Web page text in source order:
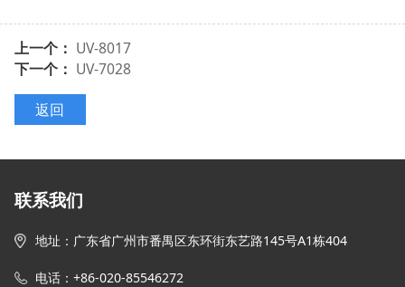
上一个： UV-8017
下一个： UV-7028
返回
联系我们
地址 ： 广东省广州市番禺区东环街东艺路145号A1栋404
电话：+86-020-85546272